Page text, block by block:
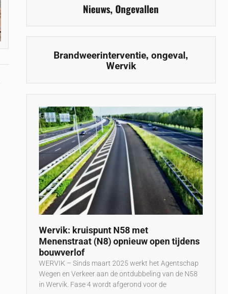
Nieuws, Ongevallen
Brandweerinterventie,ongeval,
Wervik
Wervik: kruispunt N58 met
Menenstraat (N8) opnieuw open tijdens
bouwverlof
WERVIK – Sinds maart 2025 werkt het Agentschap
Wegen en Verkeer aan de ontdubbeling van de N58
in Wervik. Fase 4 wordt afgerond voor de